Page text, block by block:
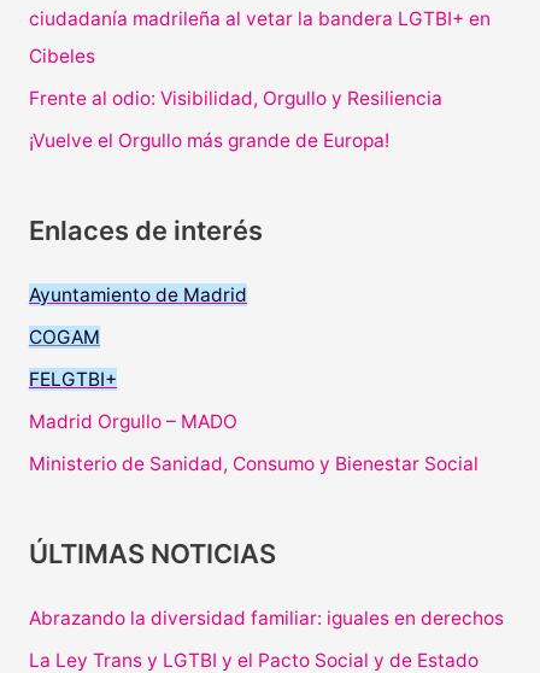
ciudadanía madrileña al vetar la bandera LGTBI+ en
Cibeles
Frente al odio: Visibilidad, Orgullo y Resiliencia
¡Vuelve el Orgullo más grande de Europa!
Enlaces de interés
Ayuntamiento de Madrid
COGAM
FELGTBI+
Madrid Orgullo – MADO
Ministerio de Sanidad, Consumo y Bienestar Social
ÚLTIMAS NOTICIAS
Abrazando la diversidad familiar: iguales en derechos
La Ley Trans y LGTBI y el Pacto Social y de Estado